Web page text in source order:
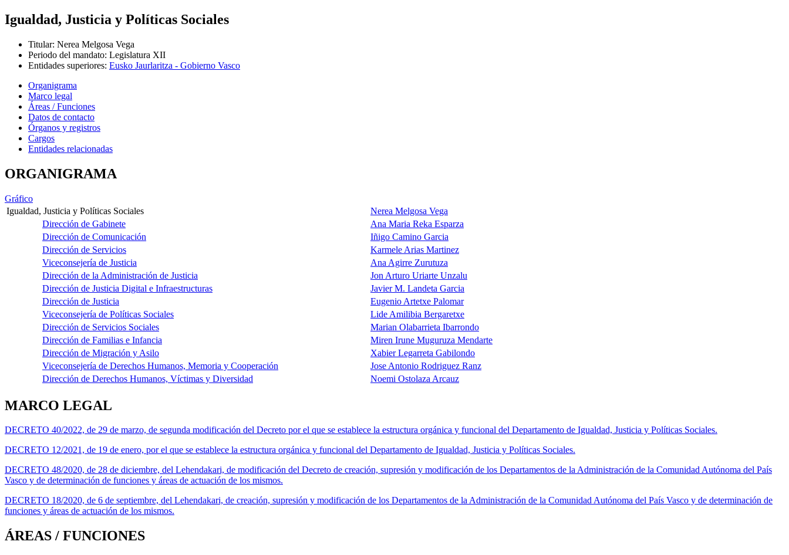
Igualdad, Justicia y Políticas Sociales
Titular: Nerea Melgosa Vega
Periodo del mandato: Legislatura XII
Entidades superiores: Eusko Jaurlaritza - Gobierno Vasco
Organigrama
Marco legal
Áreas / Funciones
Datos de contacto
Órganos y registros
Cargos
Entidades relacionadas
ORGANIGRAMA
Gráfico
Igualdad, Justicia y Políticas Sociales
Nerea Melgosa Vega
Dirección de Gabinete
Ana Maria Reka Esparza
Dirección de Comunicación
Iñigo Camino Garcia
Dirección de Servicios
Karmele Arias Martinez
Viceconsejería de Justicia
Ana Agirre Zurutuza
Dirección de la Administración de Justicia
Jon Arturo Uriarte Unzalu
Dirección de Justicia Digital e Infraestructuras
Javier M. Landeta Garcia
Dirección de Justicia
Eugenio Artetxe Palomar
Viceconsejería de Políticas Sociales
Lide Amilibia Bergaretxe
Dirección de Servicios Sociales
Marian Olabarrieta Ibarrondo
Dirección de Familias e Infancia
Miren Irune Muguruza Mendarte
Dirección de Migración y Asilo
Xabier Legarreta Gabilondo
Viceconsejería de Derechos Humanos, Memoria y Cooperación
Jose Antonio Rodriguez Ranz
Dirección de Derechos Humanos, Víctimas y Diversidad
Noemi Ostolaza Arcauz
MARCO LEGAL
DECRETO 40/2022, de 29 de marzo, de segunda modificación del Decreto por el que se establece la estructura orgánica y funcional del Departamento de Igualdad, Justicia y Políticas Sociales.
DECRETO 12/2021, de 19 de enero, por el que se establece la estructura orgánica y funcional del Departamento de Igualdad, Justicia y Políticas Sociales.
DECRETO 48/2020, de 28 de diciembre, del Lehendakari, de modificación del Decreto de creación, supresión y modificación de los Departamentos de la Administración de la Comunidad Autónoma del País
Vasco y de determinación de funciones y áreas de actuación de los mismos.
DECRETO 18/2020, de 6 de septiembre, del Lehendakari, de creación, supresión y modificación de los Departamentos de la Administración de la Comunidad Autónoma del País Vasco y de determinación de
funciones y áreas de actuación de los mismos.
ÁREAS / FUNCIONES